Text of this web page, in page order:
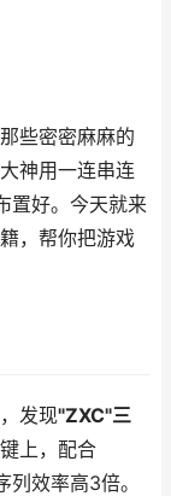
些密密麻麻的
神用一连串连
置好。今天就来
，帮你把游戏
发现"ZXC"三
上，配合
效率高3倍。